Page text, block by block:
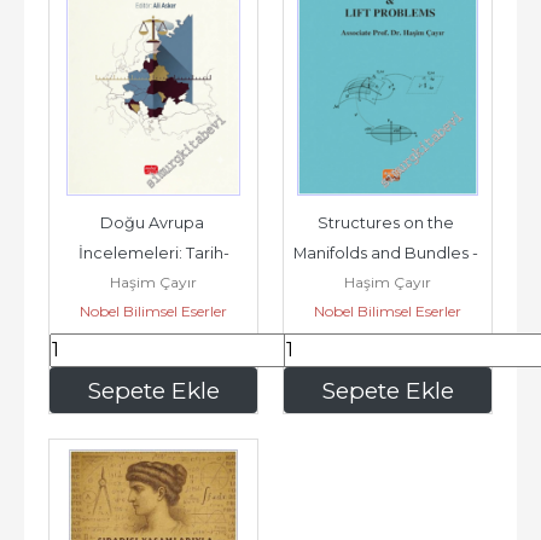
Sepete Ekle
Doğu Avrupa
İncelemeleri: Tarih-
Siyaset-Hukuk -
Haşim Çayır
Nobel Bilimsel Eserler
240,00 Sepete Ekle
Structures on the
Manifolds and Bundles -
Lift Problems -
Haşim Çayır
Nobel Bilimsel Eserler
556,80